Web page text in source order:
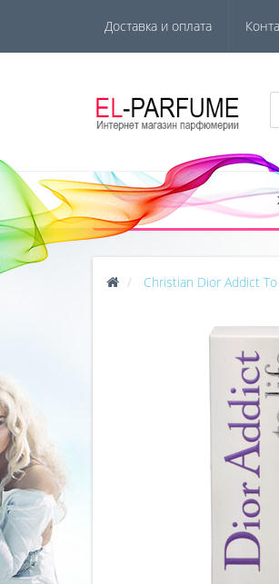
Доставка и оплата
Christian Dior Addict